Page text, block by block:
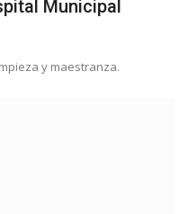
Municipal
y maestranza.